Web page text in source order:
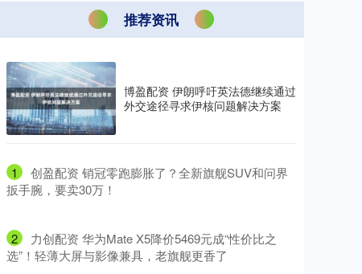
推荐资讯
博盈配资 伊朗呼吁英法德继续通过
外交途径寻求伊核问题解决方案
1
​创盈配资 销冠零跑膨胀了？全新旗舰SUV和问界
扳手腕，要卖30万！
2
​力创配资 华为Mate X5降价5469元成“性价比之
选”！轻薄大屏与影像兼具，老旗舰更香了